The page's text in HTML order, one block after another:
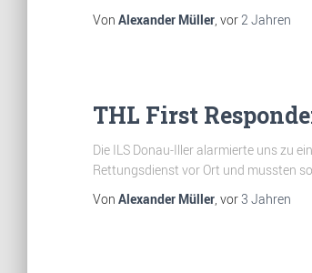
Von Alexander Müller, vor2 Jahren
THL First
Die ILS Donau-Iller alarmierte uns zu
Rettungsdienst vor Ort und mussten
Von Alexander Müller, vor3 Jahren